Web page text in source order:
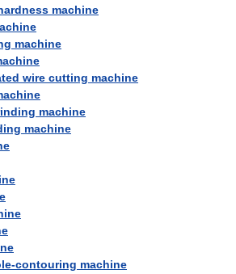
machine
machine
wire cutting machine
machine
machine
contouring machine